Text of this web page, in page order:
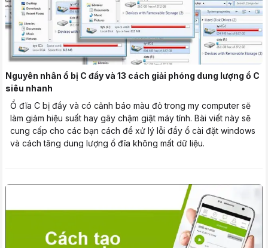
Nguyên nhân ổ bị C đầy và 13 cách giải phóng dung lượng ổ C
siêu nhanh
Ổ đĩa C bị đầy và có cảnh báo màu đỏ trong my computer sẽ
làm giảm hiệu suất hay gây chậm giật máy tính. Bài viết này sẽ
cung cấp cho các bạn cách để xử lý lỗi đầy ổ cài đặt windows
và cách tăng dung lượng ổ đĩa không mất dữ liệu.